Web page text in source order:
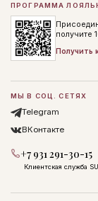
ПРОГРАММА
получите
Получить
МЫ В СОЦ. СЕТЯХ
Telegram
ВКонтакте
+7 931 291-30-15
Клиентская служба